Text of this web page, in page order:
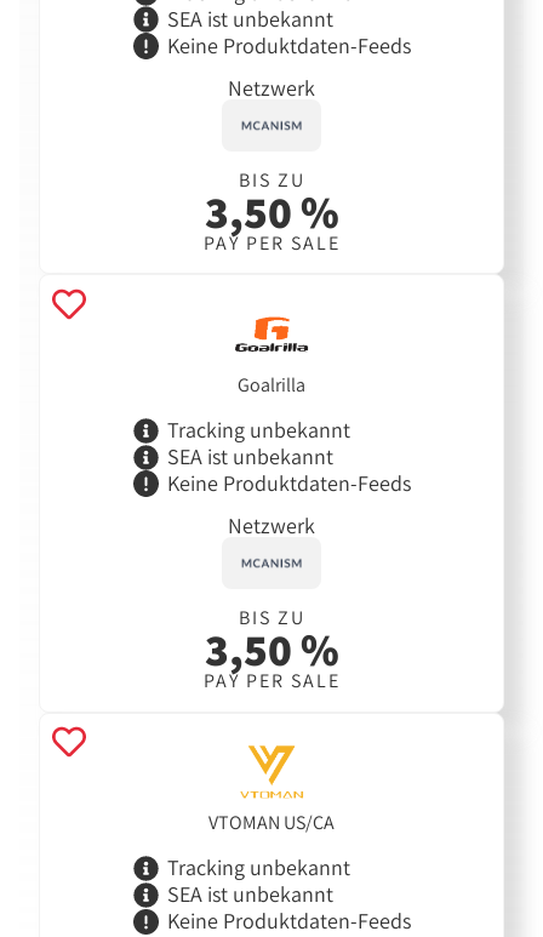
SEA ist unbekannt
Keine Produktdaten-Feeds
Netzwerk
BIS ZU
3,50 %
PAY PER SALE
Goalrilla
Tracking unbekannt
SEA ist unbekannt
Keine Produktdaten-Feeds
Netzwerk
BIS ZU
3,50 %
PAY PER SALE
VTOMAN US/CA
Tracking unbekannt
SEA ist unbekannt
Keine Produktdaten-Feeds